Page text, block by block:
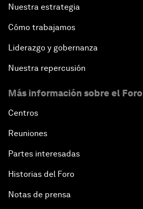
Nuestra estrategia
Cómo trabajamos
Liderazgo y gobernanza
Nuestra repercusión
Más información sobre el Foro
Centros
Reuniones
Partes interesadas
Historias del Foro
Notas de prensa